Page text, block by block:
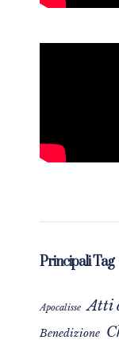
Principali Tag
Apocalisse Atti
Benedizione